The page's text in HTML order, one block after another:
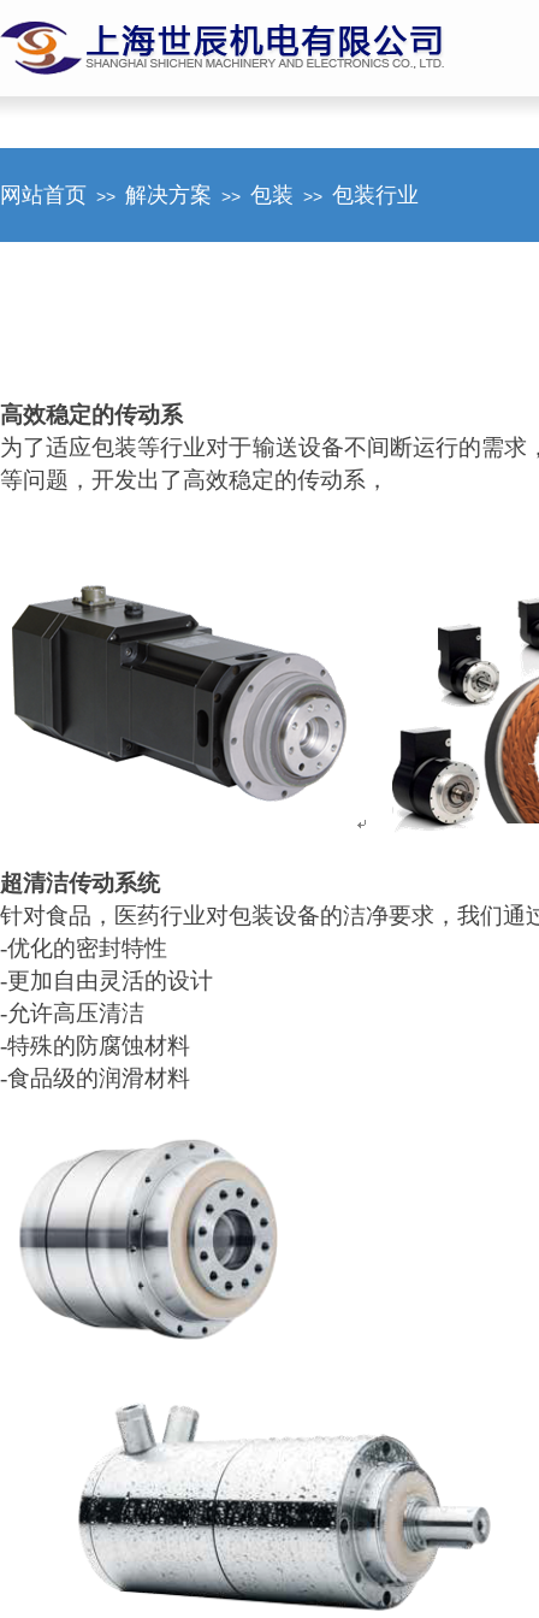
网站首页 >> 解决方案 >> 包装 >> 包装行业
高效稳定的传动系
为了适应包装等行业对于输送设备不间断运行的需求
等问题，开发出了高效稳定的传动系，
超清洁传动系统
针对食品，医药行业对包装设备的洁净要求，我们
-优化的密封特性
-更加自由灵活的设计
-允许高压清洁
-特殊的防腐蚀材料
-食品级的润滑材料